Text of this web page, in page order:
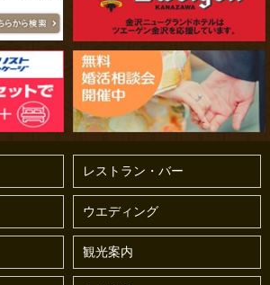
レストラン・バー
ウエディング
観光案内